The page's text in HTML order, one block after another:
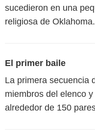
sucedieron en una
religiosa de Oklahoma.
El primer baile
La primera secuencia
miembros del elenco
alrededor de 150